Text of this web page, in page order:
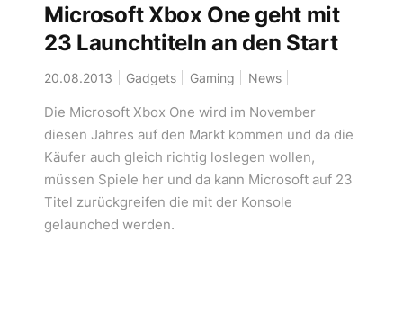
Microsoft Xbox One geht mit
23 Launchtiteln an den Start
20.08.2013 Gadgets Gaming News
Die Microsoft Xbox One wird im November
diesen Jahres auf den Markt kommen und da die
Käufer auch gleich richtig loslegen wollen,
müssen Spiele her und da kann Microsoft auf 23
Titel zurückgreifen die mit der Konsole
gelaunched werden.